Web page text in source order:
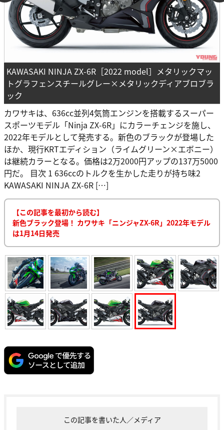
KAWASAKI NINJA ZX-6R［2022 model］メタリックマッ
トグラフェンスチールグレー×メタリックディアブロブラ
ック
カワサキは、636cc並列4気筒エンジンを搭載するスーパー
スポーツモデル「Ninja ZX-6R」にカラーチェンジを施し、
2022年モデルとして発売する。新色のブラックが登場した
ほか、現行KRTエディション（ライムグリーン×エボニー）
は継続カラーとなる。価格は2万2000円アップの137万5000
円だ。 目次 1 636ccのトルクを生かした走りが持ち味2
KAWASAKI NINJA ZX-6R […]
【この記事を最初から読む】
新色ブラック登場！ カワサキ「ニンジャZX-6R」2022年モデル
は1月14日発売
この記事を書いた人／メディア